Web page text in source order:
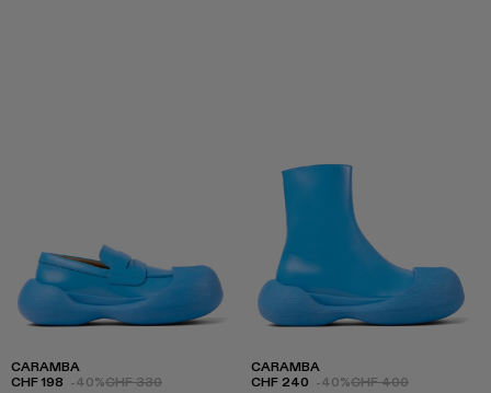
CARAMBA
CHF 198 -40%CHF 330
CARAMBA
CHF 240 -40%CHF 400